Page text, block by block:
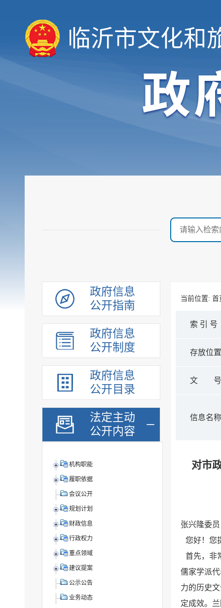
临沂市文化和
政府信息
公开指南
政府信息
公开制度
政府信息
公开目录
法定主动
公开内容
机构职能
履职依据
会议公开
规划计划
财政信息
行政权力
重点领域
建议提案
公示公告
业务动态
当前位置: 首
索 引 号
存放位
文
信息名
对市
张兴隆委
您好！您
首先，非
儒家学派
力的历史
定成效。